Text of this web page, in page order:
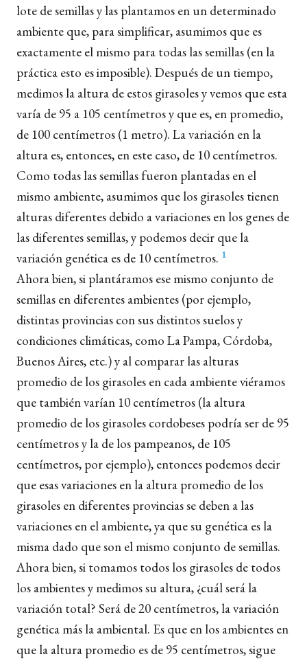
lote de semillas y las plantamos en un determinado
ambiente que, para simplificar, asumimos que es
exactamente el mismo para todas las semillas (en la
práctica esto es imposible). Después de un tiempo,
medimos la altura de estos girasoles y vemos que esta
varía de 95 a 105 centímetros y que es, en promedio,
de 100 centímetros (1 metro). La variación en la
altura es, entonces, en este caso, de 10 centímetros.
Como todas las semillas fueron plantadas en el
mismo ambiente, asumimos que los girasoles tienen
alturas diferentes debido a variaciones en los genes de
las diferentes semillas, y podemos decir que la
variación genética es de 10 centímetros. 1
Ahora bien, si plantáramos ese mismo conjunto de
semillas en diferentes ambientes (por ejemplo,
distintas provincias con sus distintos suelos y
condiciones climáticas, como La Pampa, Córdoba,
Buenos Aires, etc.) y al comparar las alturas
promedio de los girasoles en cada ambiente viéramos
que también varían 10 centímetros (la altura
promedio de los girasoles cordobeses podría ser de 95
centímetros y la de los pampeanos, de 105
centímetros, por ejemplo), entonces podemos decir
que esas variaciones en la altura promedio de los
girasoles en diferentes provincias se deben a las
variaciones en el ambiente, ya que su genética es la
misma dado que son el mismo conjunto de semillas.
Ahora bien, si tomamos todos los girasoles de todos
los ambientes y medimos su altura, ¿cuál será la
variación total? Será de 20 centímetros, la variación
genética más la ambiental. Es que en los ambientes en
que la altura promedio es de 95 centímetros, sigue